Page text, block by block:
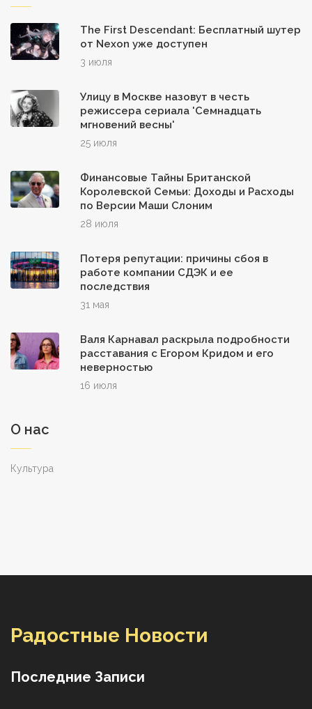
The First Descendant: Бесплатный шутер
от Nexon уже доступен
3 июля
Улицу в Москве назовут в честь
режиссера сериала 'Семнадцать
мгновений весны'
25 июля
Финансовые Тайны Британской
Королевской Семьи: Доходы и Расходы
по Версии Маши Слоним
28 июля
Потеря репутации: причины сбоя в
работе компании СДЭК и ее
последствия
31 мая
Валя Карнавал раскрыла подробности
расставания с Егором Кридом и его
неверностью
16 июля
О нас
Культура
Радостные Новости
Последние Записи